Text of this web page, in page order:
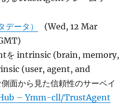
データ）
(Wed, 12 Mar
を intrinsic (brain, memory,
(user, agent, and
面から見た信頼性のサーベイ
– Ymm-cll/TrustAgent